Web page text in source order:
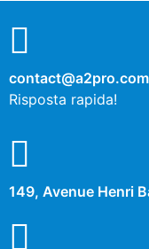
contact@a2pro.com
Risposta rapida!
149, Avenue Henri